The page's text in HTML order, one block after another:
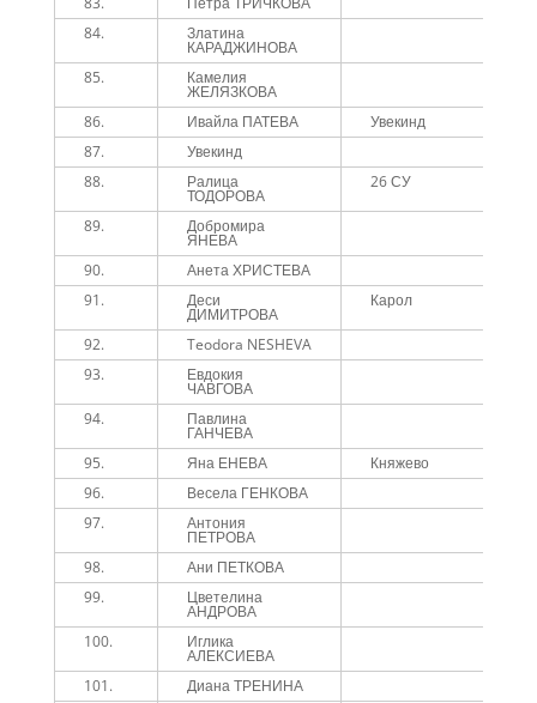
84.
Златина
КАРАДЖИНОВА
85. Камелия
ЖЕЛЯЗКОВА
86. Ивайла ПАТЕВА Увекинд
87.
Увекинд
88.
Ралица
ТОДОРОВА
26 СУ
89. Добромира
ЯНЕВА
90. Анета ХРИСТЕВА
91.
Деси
ДИМИТРОВА
Карол
92. Teodora NESHEVA
93.
Евдокия
ЧАВГОВА
94. Павлина
ГАНЧЕВА
95. Яна ЕНЕВА Княжево
96.
Весела ГЕНКОВА
97.
Антония
ПЕТРОВА
98. Ани ПЕТКОВА
99.
Цветелина
АНДРОВА
100. Иглика
АЛЕКСИЕВА
101. Диана ТРЕНИНА